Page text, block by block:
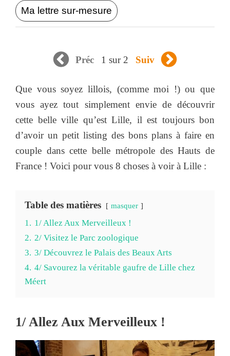
Ma lettre sur-mesure
Préc 1 sur 2 Suiv
Que vous soyez lillois, (comme moi !) ou que
vous ayez tout simplement envie de découvrir
cette belle ville qu’est Lille, il est toujours bon
d’avoir un petit listing des bons plans à faire en
couple dans cette belle métropole des Hauts de
France ! Voici pour vous 8 choses à voir à Lille :
Table des matières masquer
1. 1/ Allez Aux Merveilleux !
2. 2/ Visitez le Parc zoologique
3. 3/ Découvrez le Palais des Beaux Arts
4. 4/ Savourez la véritable gaufre de Lille chez
Méert
1/ Allez Aux Merveilleux !